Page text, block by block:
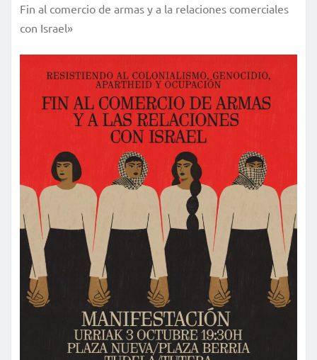
Fin al comercio de armas y a la relaciones comerciales
con Israel»